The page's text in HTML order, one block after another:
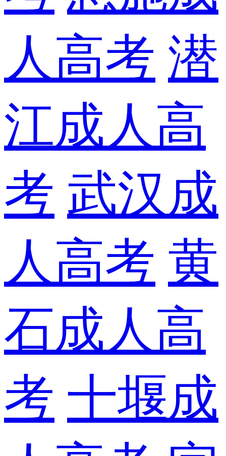
人高考 潜
江成人高
考 武汉成
人高考 黄
石成人高
考 十堰成